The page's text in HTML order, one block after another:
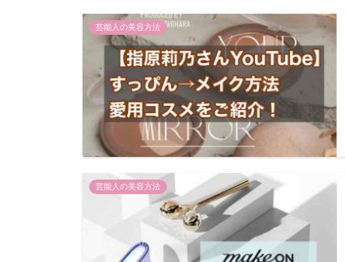
芸能人の美容方法
芸能人の美容方法